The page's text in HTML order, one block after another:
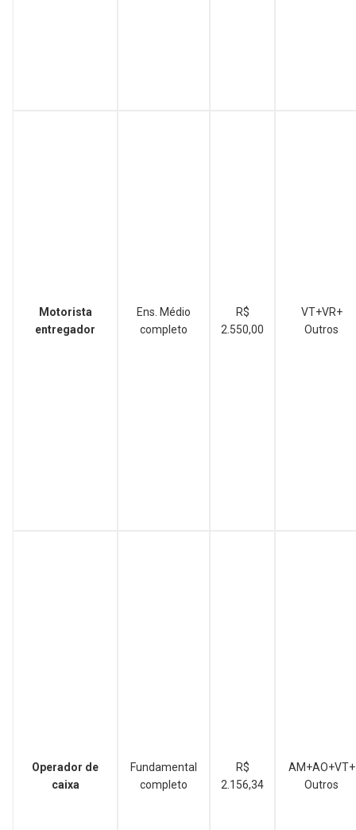
Motorista
entregador
Ens. Médio
completo
R$
2.550,00
VT+VR+
Outros
Operador de
caixa
Fundamental
completo
R$
2.156,34
AM+AO+VT+
Outros